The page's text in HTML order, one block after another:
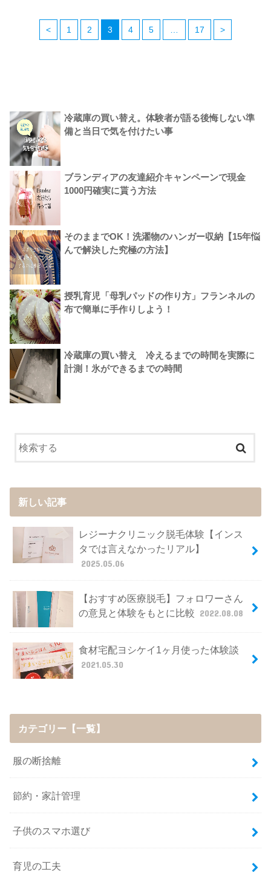
< 1 2 3 4 5 … 17 >
冷蔵庫の買い替え。体験者が語る後悔しない準
備と当日で気を付けたい事
ブランディアの友達紹介キャンペーンで現金
1000円確実に貰う方法
そのままでOK！洗濯物のハンガー収納【15年悩
んで解決した究極の方法】
授乳育児「母乳パッドの作り方」フランネルの
布で簡単に手作りしよう！
冷蔵庫の買い替え 冷えるまでの時間を実際に
計測！氷ができるまでの時間
新しい記事
レジーナクリニック脱毛体験【インス
タでは言えなかったリアル】
2025.05.06
【おすすめ医療脱毛】フォロワーさん
の意見と体験をもとに比較 2022.08.08
食材宅配ヨシケイ1ヶ月使った体験談
2021.05.30
カテゴリー【一覧】
服の断捨離
節約・家計管理
子供のスマホ選び
育児の工夫